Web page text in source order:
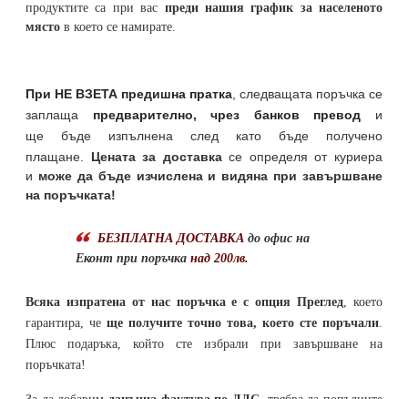
продуктите са при вас преди нашия график за населеното
място в което се намирате.
При НЕ ВЗЕТА предишна пратка, следващата поръчка се
заплаща предварително, чрез банков превод и
ще бъде изпълнена след като бъде получено
плащане. Цената за доставкасе определя от куриера
и може да бъде изчислена и видяна при завършване
на поръчката!
БЕЗПЛАТНА ДОСТАВКА до офис на
Еконт при поръчка над 200лв.
Всяка изпратена от нас поръчка е с опция Преглед, което
гарантира, че ще получите точно това, което сте поръчали.
Плюс подаръка, който сте избрали при завършване на
поръчката!